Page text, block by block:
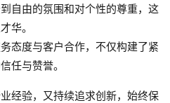
自由的氛围和对个性的尊重，这
华。
态度与客户合作，不仅构建了紧
任与赞誉。
经验，又持续追求创新，始终保